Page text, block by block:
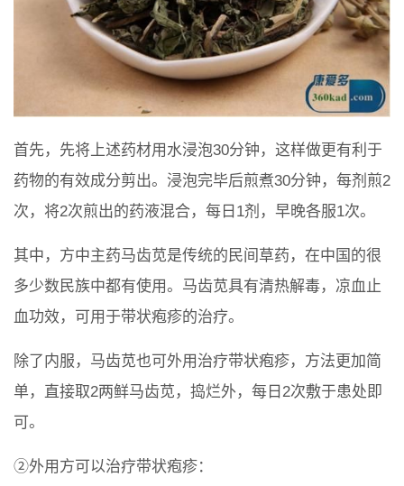
首先，先将上述药材用水浸泡30分钟，这样做更有利于
药物的有效成分剪出。浸泡完毕后煎煮30分钟，每剂煎2
次，将2次煎出的药液混合，每日1剂，早晚各服1次。
其中，方中主药马齿苋是传统的民间草药，在中国的很
多少数民族中都有使用。马齿苋具有清热解毒，凉血止
血功效，可用于带状疱疹的治疗。
除了内服，马齿苋也可外用治疗带状疱疹，方法更加简
单，直接取2两鲜马齿苋，捣烂外，每日2次敷于患处即
可。
②外用方可以治疗带状疱疹：